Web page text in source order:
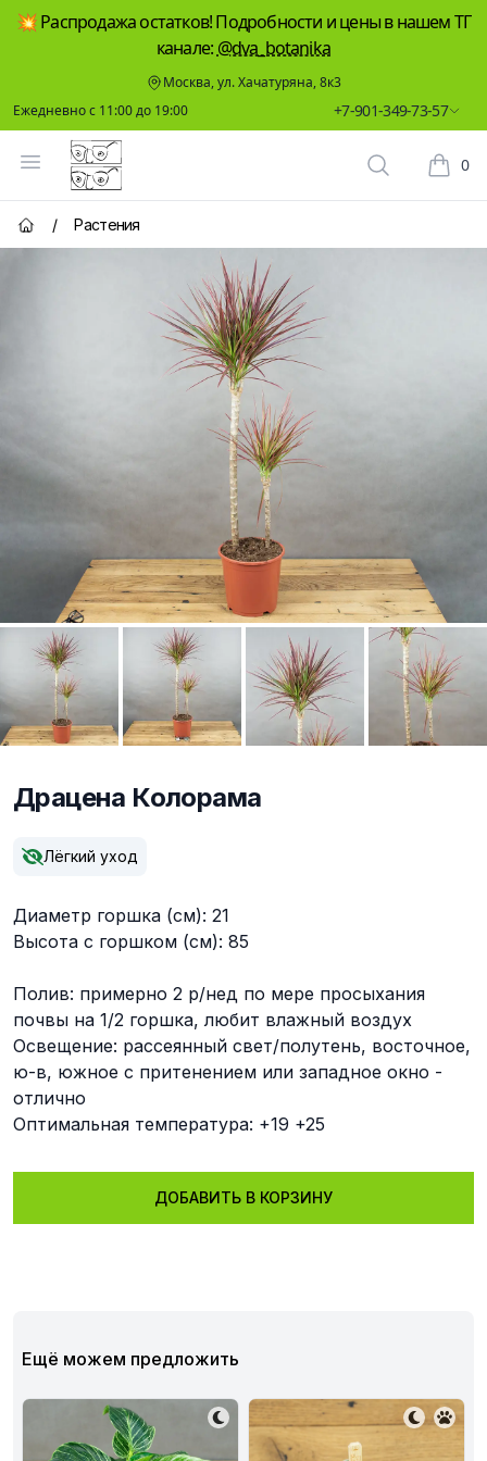
💥 Распродажа остатков! Подробности и цены в нашем ТГ
канале: @dva_botanika
Москва, ул. Хачатуряна, 8к3
Ежедневно с 11:00 до 19:00
+7-901-349-73-57
Открыть меню
Два Ботаника
Поиск
0
Главная страница
/ Растения
Драцена Колорама
Описание
Лёгкий уход
Диаметр горшка (см): 21
Высота с горшком (см): 85
Полив: примерно 2 р/нед по мере просыхания
почвы на 1/2 горшка, любит влажный воздух
Освещение: рассеянный свет/полутень, восточное,
ю-в, южное с притенением или западное окно -
отлично
Оптимальная температура: +19 +25
ДОБАВИТЬ В КОРЗИНУ
Ещё можем предложить